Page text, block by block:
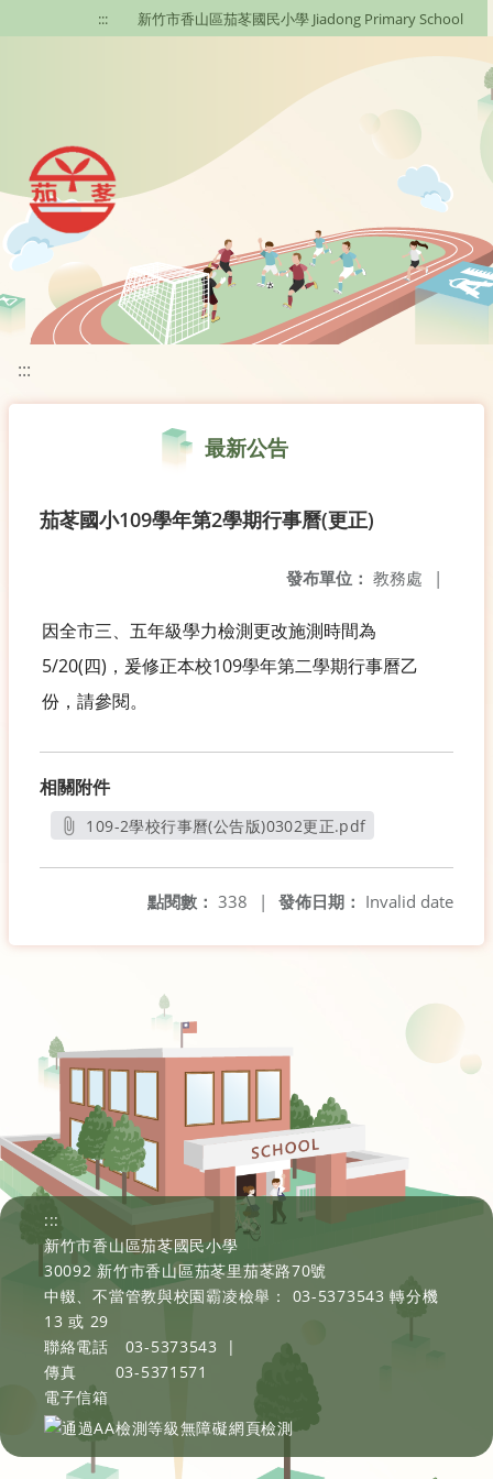
移至網頁之主要內容區位置
::: 新竹市香山區茄苳國民小學 Jiadong Primary School
:::
最新公告
茄苳國小109學年第2學期行事曆(更正)
發布單位： 教務處 |
因全市三、五年級學力檢測更改施測時間為
5/20(四)，爰修正本校109學年第二學期行事曆乙
份，請參閱。
相關附件
109-2學校行事曆(公告版)0302更正.pdf
發佈日期： Invalid date
點閱數： 338 |
:::
新竹市香山區茄苳國民小學
30092 新竹市香山區茄苳里茄苳路70號
中輟、不當管教與校園霸凌檢舉： 03-5373543 轉分機
13 或 29
聯絡電話
03-5373543
|
傳真
03-5371571
電子信箱